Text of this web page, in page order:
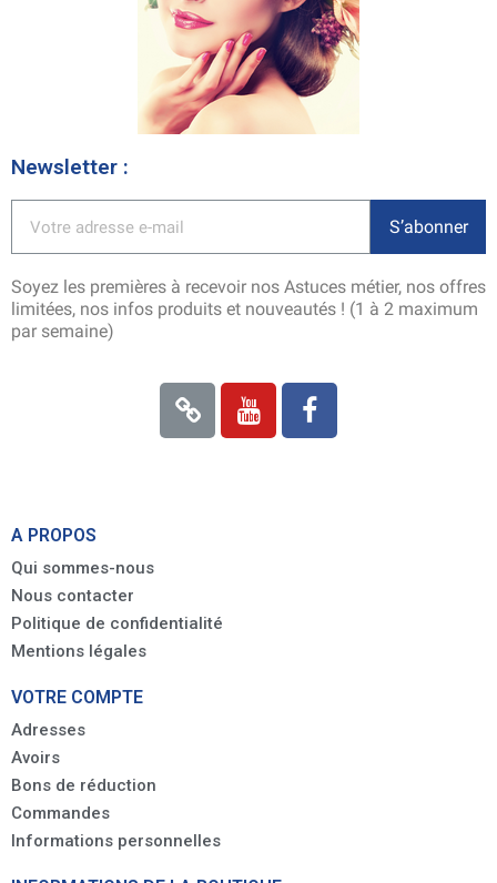
Newsletter :
S’abonner
Soyez les premières à recevoir nos Astuces métier, nos offres
limitées, nos infos produits et nouveautés ! (1 à 2 maximum
par semaine)
A PROPOS
Qui sommes-nous
Nous contacter
Politique de confidentialité
Mentions légales
VOTRE COMPTE
Adresses
Avoirs
Bons de réduction
Commandes
Informations personnelles